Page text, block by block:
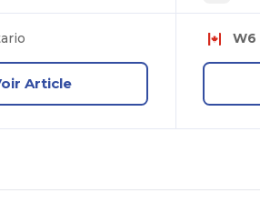
Article
W6